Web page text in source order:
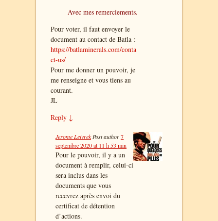
Avec mes remerciements.
Pour voter, il faut envoyer le
document au contact de Batla :
https://batlaminerals.com/conta
ct-us/
Pour me donner un pouvoir, je
me renseigne et vous tiens au
courant.
JL
Reply ↓
Jerome Leivrek Post author7
septembre 2020 at 11 h 53 min
Pour le pouvoir, il y a un
document à remplir, celui-ci
sera inclus dans les
documents que vous
recevrez après envoi du
certificat de détention
d’actions.